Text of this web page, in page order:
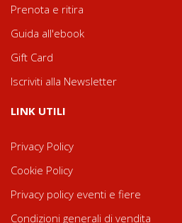
Prenota e ritira
Guida all'ebook
Gift Card
Iscriviti alla Newsletter
LINK UTILI
Privacy Policy
Cookie Policy
Privacy policy eventi e fiere
Condizioni generali di vendita